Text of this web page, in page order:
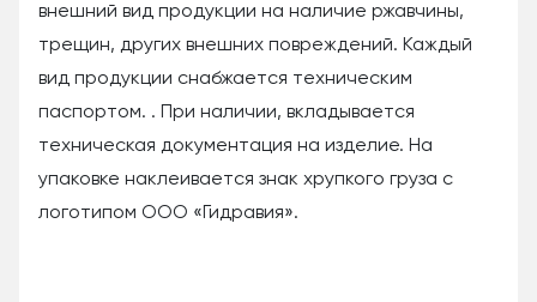
внешний вид продукции на наличие ржавчины,
трещин, других внешних повреждений. Каждый
вид продукции снабжается техническим
паспортом. . При наличии, вкладывается
техническая документация на изделие. На
упаковке наклеивается знак хрупкого груза с
логотипом ООО «Гидравия».